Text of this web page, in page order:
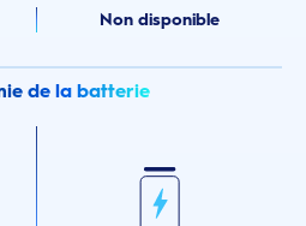
Non disponible
de la batterie